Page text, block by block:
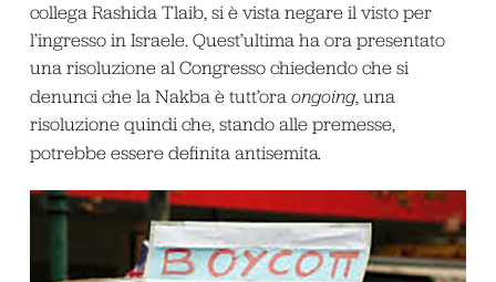
collega Rashida Tlaib, si è vista negare il visto per
l’ingresso in Israele. Quest’ultima ha ora presentato
una risoluzione al Congresso chiedendo che si
denunci che la Nakba è tutt’ora ongoing, una
risoluzione quindi che, stando alle premesse,
potrebbe essere definita antisemita.